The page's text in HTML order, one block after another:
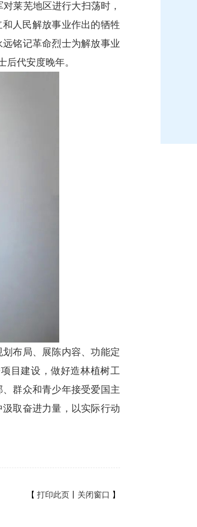
莱芜地区进行大扫荡时，
人民解放事业作出的牺牲
铭记革命烈士为解放事业
代安度晚年。
布局、展陈内容、功能定
目建设，做好造林植树工
群众和青少年接受爱国主
取奋进力量，以实际行动
【 打印此页 关闭窗口 】